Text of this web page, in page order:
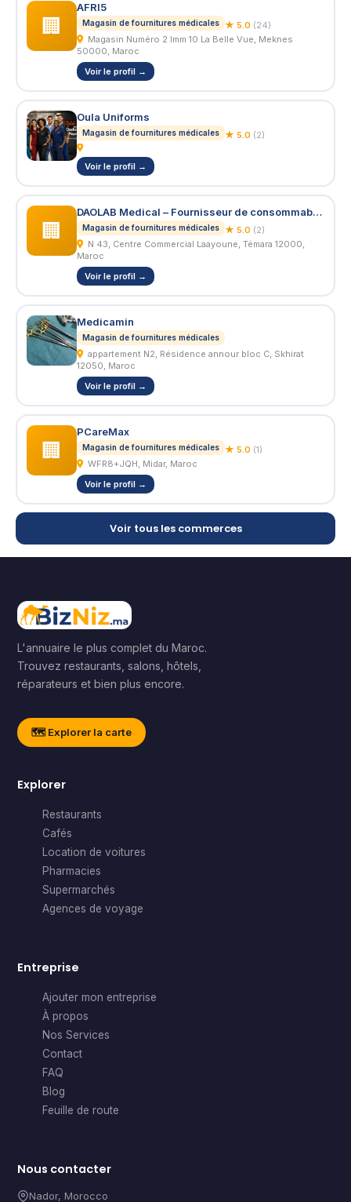
🏢
AFRI5
Magasin de fournitures médicales ★ 5.0 (24)
50000, Maroc
Voir le profil →
Oula Uniforms
Magasin de fournitures médicales ★ 5.0 (2)
Voir le profil →
🏢
DAOLAB Medical – Fournisseur de consommables médicaux au Maroc
Magasin de fournitures médicales ★ 5.0 (2)
Maroc
Voir le profil →
Medicamin
Magasin de fournitures médicales
12050, Maroc
Voir le profil →
🏢
PCareMax
Magasin de fournitures médicales ★ 5.0 (1)
WFR8+JQH, Midar, Maroc
Voir le profil →
Voir tous les commerces
L'annuaire le plus complet du Maroc.
Trouvez restaurants, salons, hôtels,
réparateurs et bien plus encore.
🗺️ Explorer la carte
Explorer
Restaurants
Cafés
Location de voitures
Pharmacies
Supermarchés
Agences de voyage
Entreprise
Ajouter mon entreprise
À propos
Nos Services
Contact
FAQ
Blog
Feuille de route
Nous contacter
Nador, Morocco